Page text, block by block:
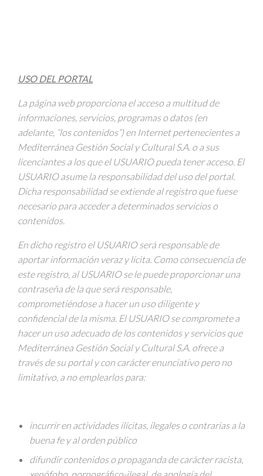
USO DEL PORTAL
La página web proporciona el acceso a multitud de
informaciones, servicios, programas o datos (en
adelante, “los contenidos”) en Internet pertenecientes a
Mediterránea Gestión Social y Cultural S.A. o a sus
licenciantes a los que el USUARIO pueda tener acceso. El
USUARIO asume la responsabilidad del uso del portal.
Dicha responsabilidad se extiende al registro que fuese
necesario para acceder a determinados servicios o
contenidos.
En dicho registro el USUARIO será responsable de
aportar información veraz y lícita. Como consecuencia de
este registro, al USUARIO se le puede proporcionar una
contraseña de la que será responsable,
comprometiéndose a hacer un uso diligente y
confidencial de la misma. El USUARIO se compromete a
hacer un uso adecuado de los contenidos y servicios que
Mediterránea Gestión Social y Cultural S.A. ofrece a
través de su portal y con carácter enunciativo pero no
limitativo, a no emplearlos para:
incurrir en actividades ilícitas, ilegales o contrarias a la
buena fe y al orden público
difundir contenidos o propaganda de carácter racista,